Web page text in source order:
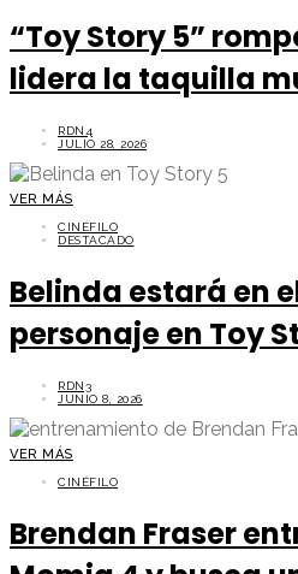
“Toy Story 5”
lidera la taquilla
RDN4
JULIO 28, 2026
VER MÁS
CINÉFILO
DESTACADO
Belinda estará en
personaje en Toy
RDN3
JUNIO 8, 2026
VER MÁS
CINÉFILO
Brendan Fraser